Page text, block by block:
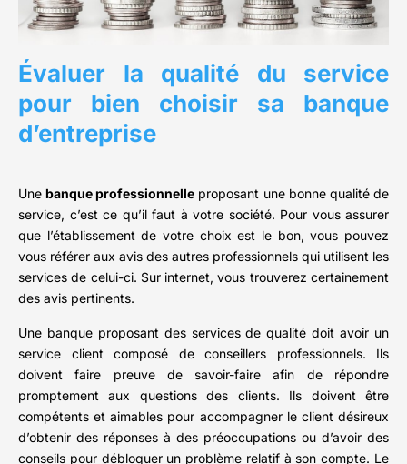
Évaluer la qualité du service
pour bien choisir sa banque
d’entreprise
Unebanque professionnelle proposant une bonne qualité de
service, c’est ce qu’il faut à votre société. Pour vous assurer
que l’établissement de votre choix est le bon, vous pouvez
vous référer aux avis des autres professionnels qui utilisent les
services de celui-ci. Sur internet, vous trouverez certainement
des avis pertinents.
Une banque proposant des services de qualité doit avoir un
service client composé de conseillers professionnels. Ils
doivent faire preuve de savoir-faire afin de répondre
promptement aux questions des clients. Ils doivent être
compétents et aimables pour accompagner le client désireux
d’obtenir des réponses à des préoccupations ou d’avoir des
conseils pour débloquer un problème relatif à son compte. Le